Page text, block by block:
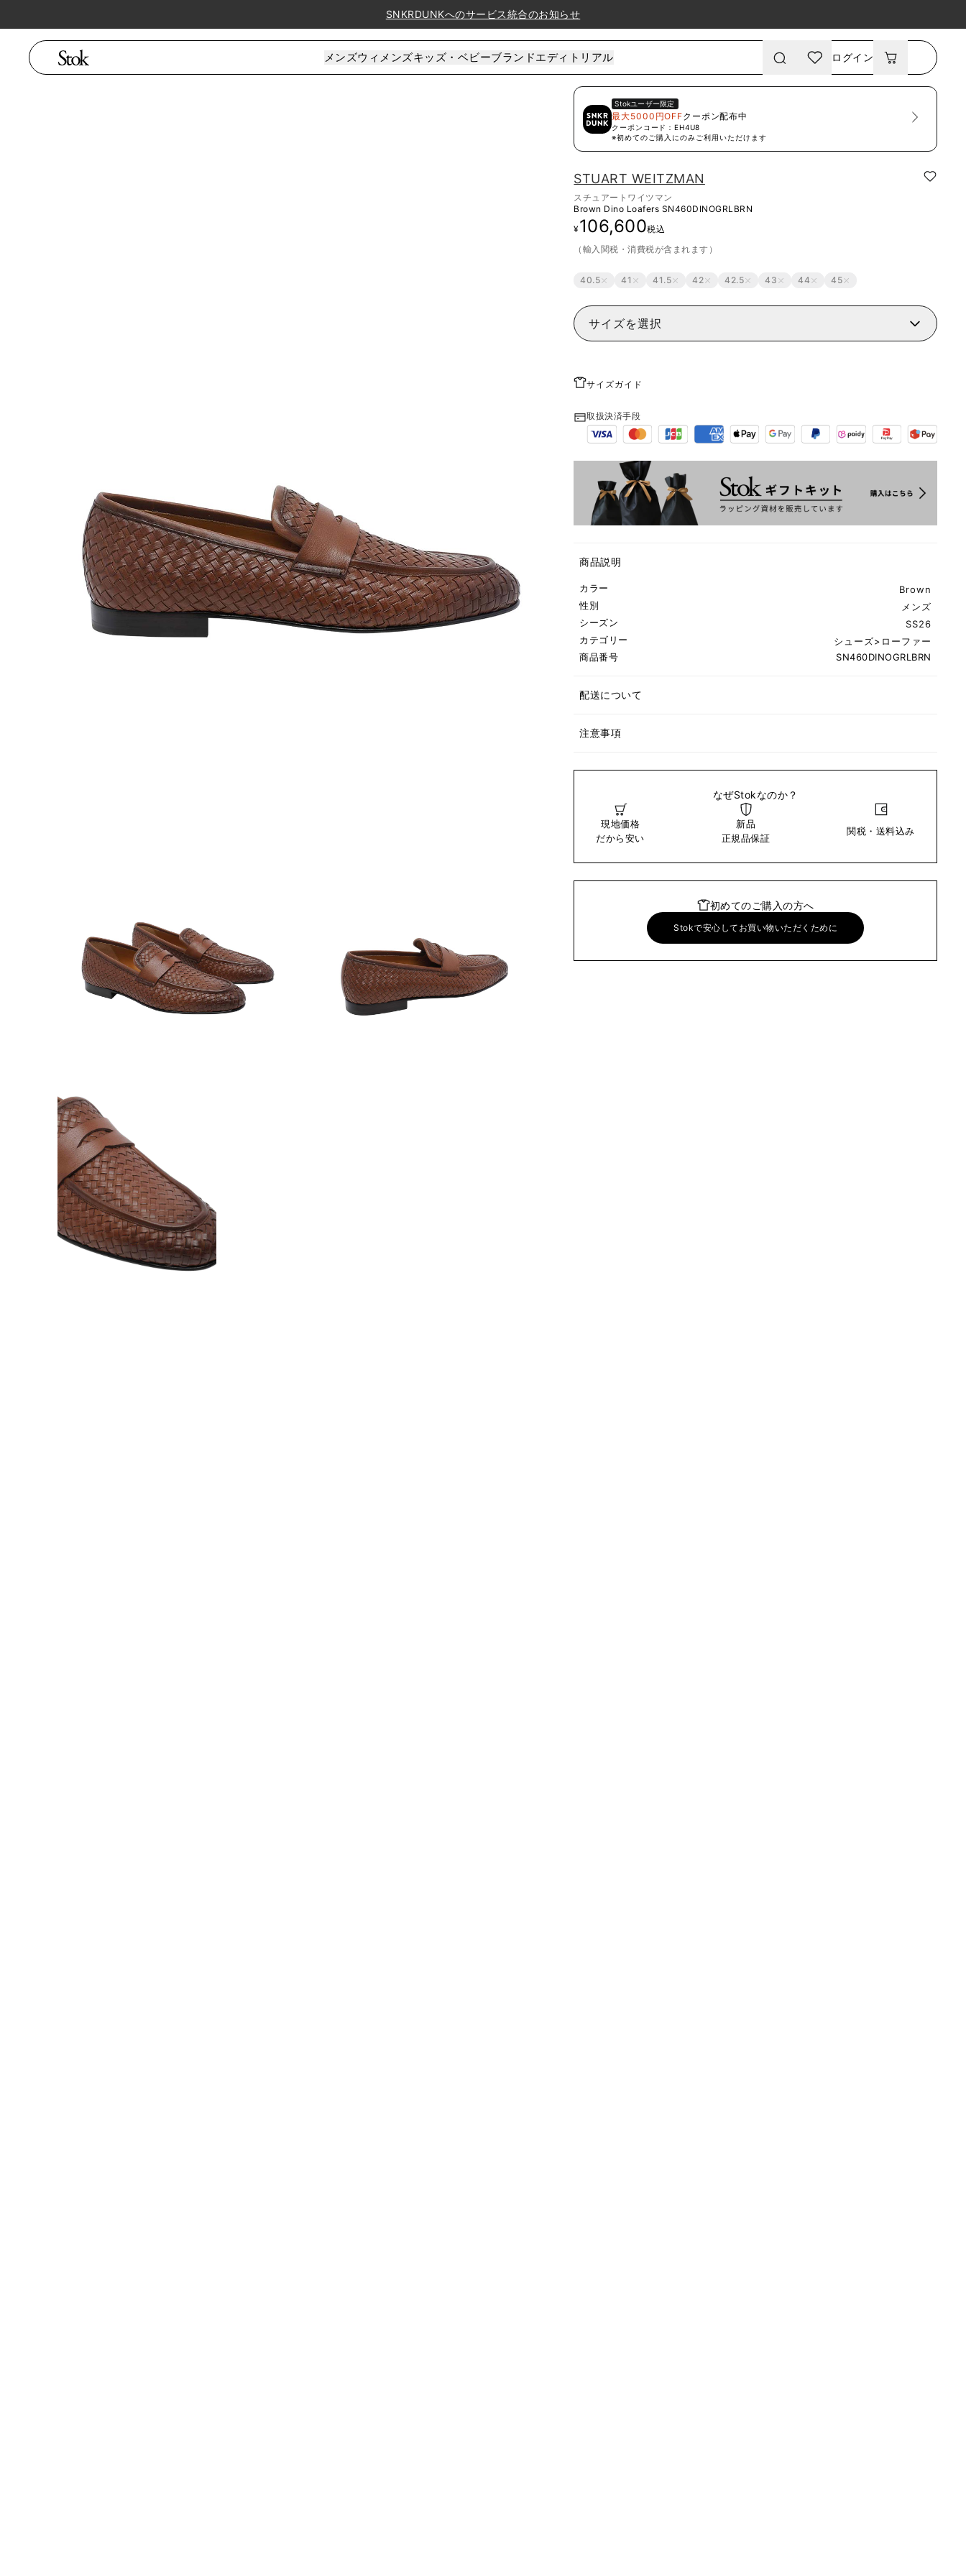
SNKRDUNKへのサービス統合のお知らせ
メンズウィメンズキッズ・ベビーブランドエディトリアル ログイン
Stokユーザー限定
最大5000円OFFクーポン配布中
クーポンコード： EH4U8
※初めてのご購入にのみご利用いただけます
STUART WEITZMAN
スチュアートワイツマン
Brown Dino Loafers SN460DINOGRLBRN
¥106,600税込
（輸入関税・消費税が含まれます）
40.5 41 41.5 42 42.5 43 44 45
サイズを選択
サイズガイド
取扱決済手段
商品説明
カラー
Brown
性別
メンズ
シーズン
SS26
カテゴリー
シューズ> ローファー
商品番号
SN460DINOGRLBRN
配送について
注意事項
なぜStokなのか？
現地価格
だから安い
新品
正規品保証
関税・送料込み
初めてのご購入の方へ
Stokで安心してお買い物いただくために